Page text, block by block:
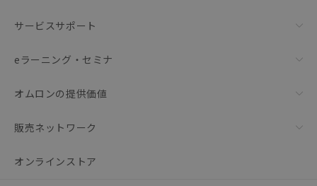
サービスサポート
eラーニング・セミナ
オムロンの提供価値
販売ネットワーク
オンラインストア